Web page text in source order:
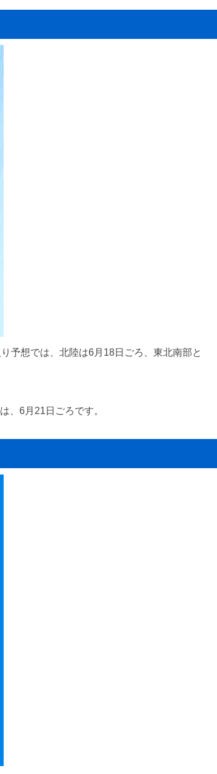
予想では、北陸は6月18日ごろ、東北南部と
、6月21日ごろです。